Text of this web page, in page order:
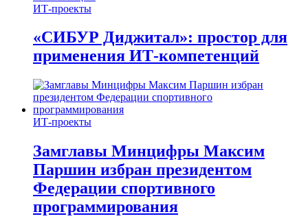
ИТ-проекты
«СИБУР Диджитал»: простор для
применения ИТ-компетенций
ИТ-проекты
Замглавы Минцифры Максим
Паршин избран президентом
Федерации спортивного
программирования